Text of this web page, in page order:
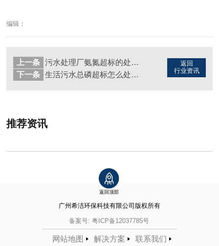
编辑：
返回
行业资讯
上一条
污水处理厂氨氮超标的处理方法（图）
下一条
生活污水总磷超标怎么处理（图）
推荐资讯
返回顶部
广州希洁环保科技有限公司 版权所有
备案号: 粤ICP备12037785号
网站地图 解决方案 联系我们